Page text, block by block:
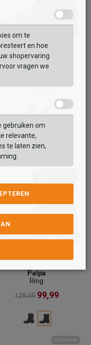
Palpa
Susan
99,9964,99
Palpa
Ring
129,99 99,99
om te
en hoe
shopervaring
vragen we
gebruiken om
relevante,
te laten zien,